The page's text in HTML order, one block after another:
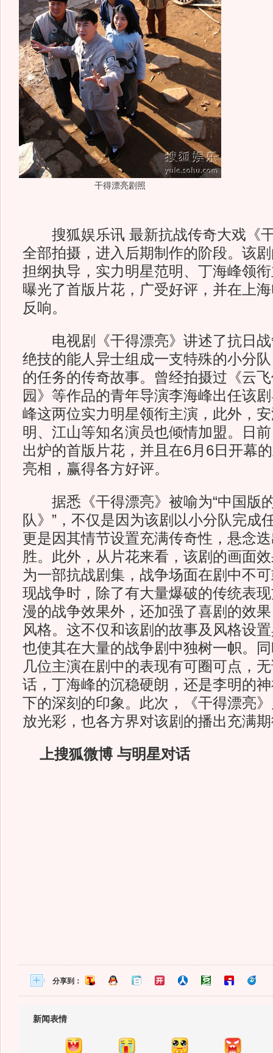
干得漂亮剧照
搜狐娱乐讯 最新抗战传奇大戏《
全部拍摄，进入后期制作的阶段。该
担纲执导，实力明星范明、丁海峰领
曝光了首版片花，广受好评，并在上
反响。
电视剧《干得漂亮》讲述了抗日战
绝技的能人异士组成一支特殊的小分
的任务的传奇故事。曾经拍摄过《云
园》等作品的青年导演李海峰出任该
峰这两位实力明星领衔主演，此外，
明、江山等知名演员也倾情加盟。日
出炉的首版片花，并且在6月6日开幕
亮相，赢得各方好评。
据悉《干得漂亮》被喻为“中国版
队》”，不仅是因为该剧以小分队完成
更是因其情节设置充满传奇性，悬念
胜。此外，从片花来看，该剧的画面
为一部抗战剧集，战争场面在剧中不
现战争时，除了有大量爆破的传统表
漫的战争效果外，还加强了喜剧的效
风格。这不仅和该剧的故事及风格设
也使其在大量的战争剧中独树一帜。
几位主演在剧中的表现有可圈可点，
话，丁海峰的沉稳硬朗，还是李明的
下的深刻的印象。此次，《干得漂亮
放光彩，也各方界对该剧的播出充满
上搜狐微博 与明星对话
分享到：
新闻表情